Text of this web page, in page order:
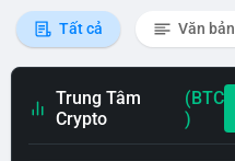
Tất cả Văn bản
Trung Tâm
Crypto
(BTC
)